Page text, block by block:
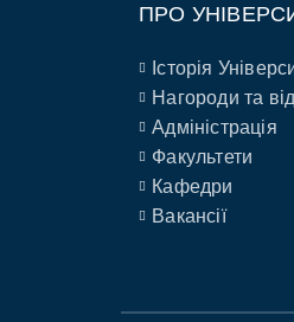
ПРО
Історія
Нагороди та
Адміністрація
Факультети
Кафедри
Вакансії